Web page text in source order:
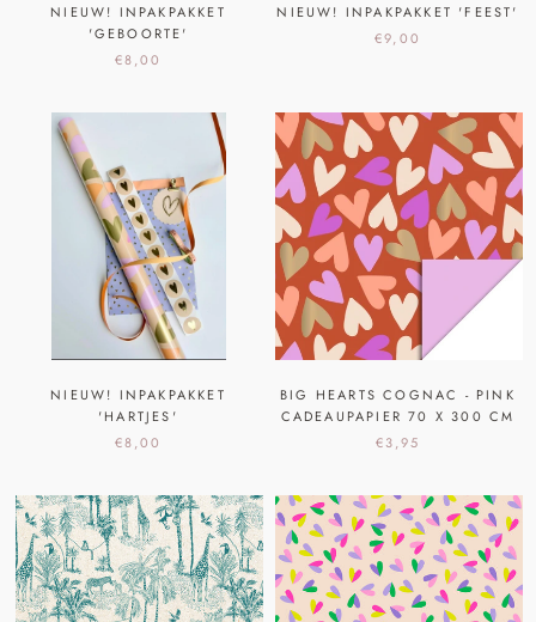
NIEUW! INPAKPAKKET
'GEBOORTE'
€8,00
NIEUW! INPAKPAKKET 'FEEST'
€9,00
NIEUW! INPAKPAKKET
'HARTJES'
€8,00
BIG HEARTS COGNAC - PINK
CADEAUPAPIER 70 X 300 CM
€3,95